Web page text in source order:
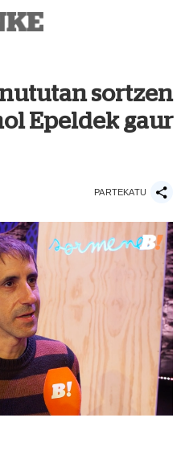
sortzen
Epeldek gaur
PARTEKATU